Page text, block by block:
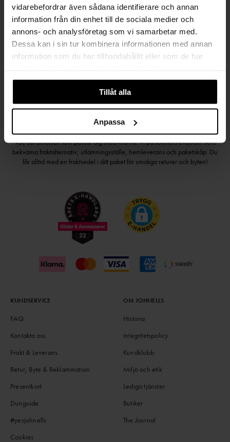
vidarebefordrar även sådana identifierare och annan
information från din enhet till de sociala medier och
annons- och analysföretag som vi samarbetar med.
Dessa kan i sin tur kombinera informationen med annan
information som du har tillhandahållit eller som de har
Tillåt alla
Anpassa
Håll dig uppdaterad
PRENUMERERA PÅ VÅRT NYHETSBREV
Kvinna Man
PRENUMERERA
Välj det betalsätt som passar dig med Klarna. Vi på Johnells erbjuder flera
bekväma fraktalternativ; utlämningsställe, hemleverans och paketskåp. Du
får alltid med en fraktsedel i ditt paket för smidiga returer och byten!
KUNDSERVICE
FAQ
Kontakta oss
Frakt & Leverans
Retur, Byte & Reklammation
Presentkort
Dunguide
#yesjohnells
Cookies
OM JOHNELLS
Historia
Integritetspolicy
Kundklubb
Miljö och etik
Lediga tjänster
Butiker
The Journal